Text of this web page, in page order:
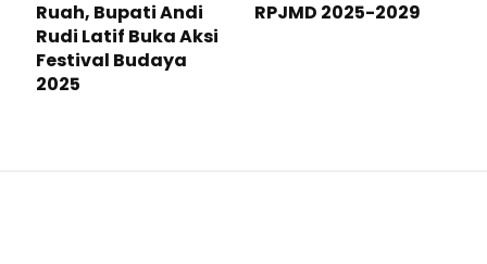
Ruah, Bupati Andi
Rudi Latif Buka Aksi
Festival Budaya
2025
RPJMD 2025-2029